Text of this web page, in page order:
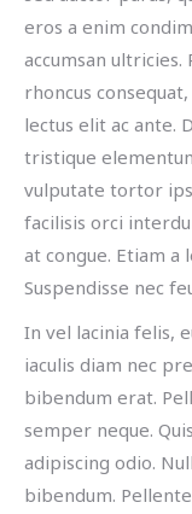
eros a enim
accumsan
rhoncus
lectus elit ac ante.
tristique
vulputate tortor
facilisis orci
at congue. Etiam a
Suspendisse nec
In vel lacinia felis,
iaculis diam nec
bibendum erat.
semper neque.
adipiscing odio.
bibendum.